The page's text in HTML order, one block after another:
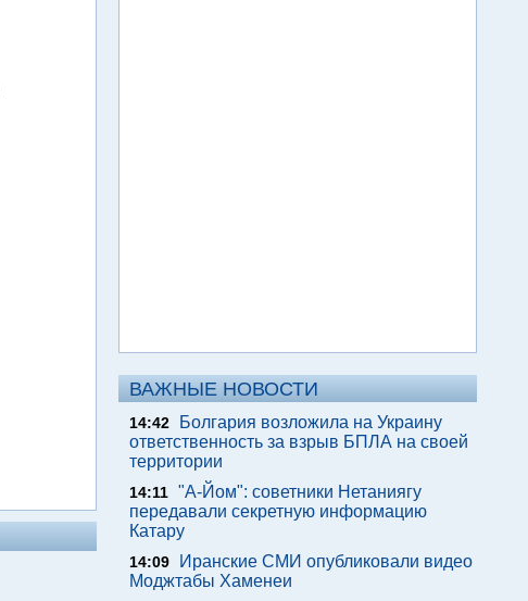
ВАЖНЫЕ НОВОСТИ
14:42
Болгария возложила на Украину
ответственность за взрыв БПЛА на своей
территории
14:11 "А-Йом": советники Нетаниягу
передавали секретную информацию
Катару
14:09
Иранские СМИ опубликовали видео
Моджтабы Хаменеи